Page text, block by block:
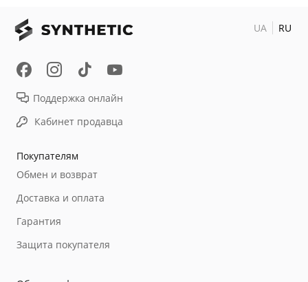
Покупателям
Обмен и возврат
Доставка и оплата
Гарантия
Защита покупателя
Поддержка онлайн
Кабинет продавца
UA RU